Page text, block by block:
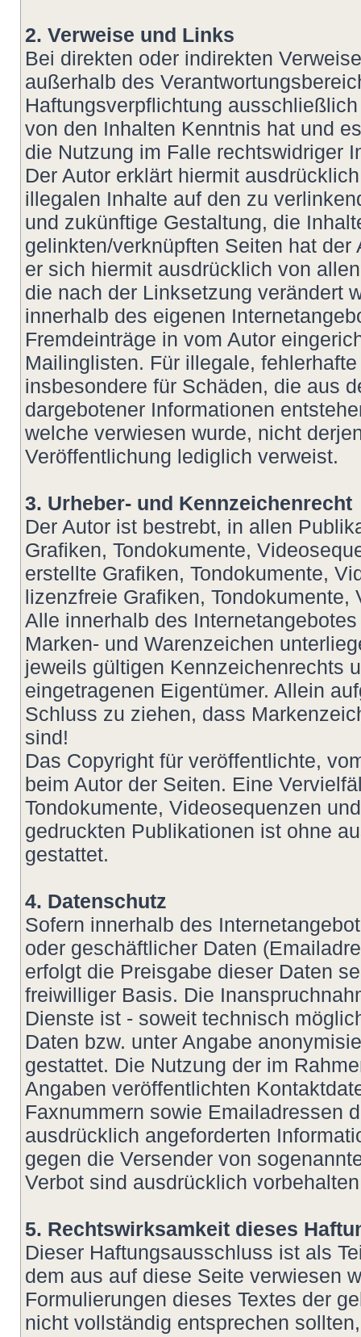
2. Verweise und Links
Bei direkten oder indirekten
außerhalb des
Haftungsverpflichtung
von den Inhalten Kenntnis hat und
die Nutzung im Falle rechtswidriger
Der Autor erklärt hiermit
illegalen Inhalte auf den zu
und zukünftige Gestaltung, die
gelinkten/verknüpften Seiten hat
er sich hiermit ausdrücklich von
die nach der Linksetzung verändert
innerhalb des eigenen
Fremdeinträge in vom Autor
Mailinglisten. Für illegale,
insbesondere für Schäden, die aus
dargebotener Informationen
welche verwiesen wurde, nicht
Veröffentlichung lediglich verweist.
3. Urheber- und Kennzeichenrecht
Der Autor ist bestrebt, in allen
Grafiken, Tondokumente,
erstellte Grafiken, Tondokumente,
lizenzfreie Grafiken,
Alle innerhalb des
Marken- und Warenzeichen
jeweils gültigen Kennzeichenrechts
eingetragenen Eigentümer. Allein
Schluss zu ziehen, dass
sind!
Das Copyright für veröffentlichte,
beim Autor der Seiten. Eine
Tondokumente, Videosequenzen
gedruckten Publikationen ist ohne
gestattet.
4. Datenschutz
Sofern innerhalb des
oder geschäftlicher Daten
erfolgt die Preisgabe dieser Daten
freiwilliger Basis. Die
Dienste ist - soweit technisch
Daten bzw. unter Angabe
gestattet. Die Nutzung der im
Angaben veröffentlichten
Faxnummern sowie Emailadressen
ausdrücklich angeforderten
gegen die Versender von
Verbot sind ausdrücklich
5. Rechtswirksamkeit dieses
Dieser Haftungsausschluss ist als
dem aus auf diese Seite verwiesen
Formulierungen dieses Textes der
nicht vollständig entsprechen